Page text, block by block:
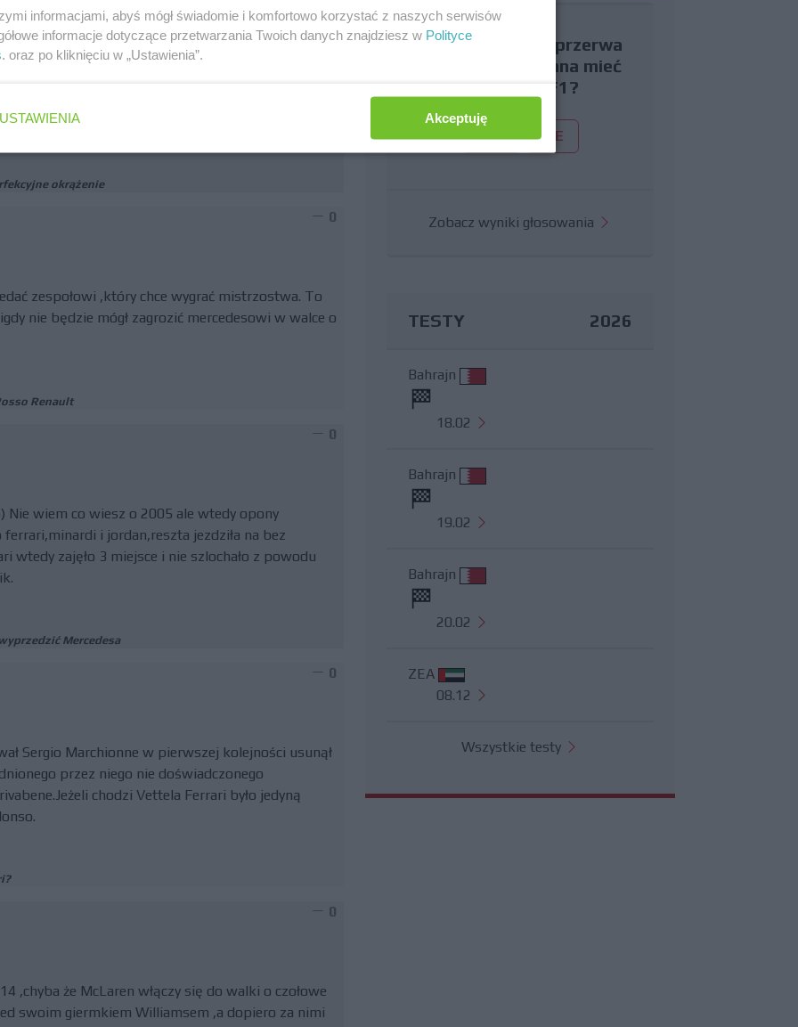
się 1 sek.Widać wyraźnie ,że Ferrari
już utrzymać wypracowanej wcześniej
okrążenie
0
zespołowi ,który chce wygrać mistrzostwa. To
nie będzie mógł zagrozić mercedesowi w walce o
Renault
0
Nie wiem co wiesz o 2005 ale wtedy opony
i jordan,reszta jezdziła na bez
wtedy zajęło 3 miejsce i nie szlochało z powodu
Mercedesa
0
Sergio Marchionne w pierwszej kolejności usunął
przez niego nie doświadczonego
chodzi Vettela Ferrari było jedyną
0
,chyba że McLaren włączy się do walki o czołowe
swoim giermkiem Williamsem ,a dopiero za nimi
Czy uważasz, że przerwa
wakacyjna powinna mieć
miejsce w F1?
TAK NIE
Zobacz wyniki głosowania
TESTY 2026
Bahrajn
18.02
Bahrajn
19.02
Bahrajn
20.02
ZEA
08.12
Wszystkie testy
informacjami, abyś mógł świadomie i komfortowo korzystać z naszych serwisów
informacje dotyczące przetwarzania Twoich danych znajdziesz w Polityce
. oraz po kliknięciu w „Ustawienia”.
USTAWIENIA Akceptuję